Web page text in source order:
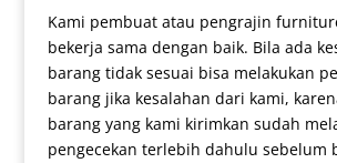
Kami pembuat atau pengrajin
bekerja sama dengan baik. Bila ada
barang tidak sesuai bisa melakukan
barang jika kesalahan dari kami,
barang yang kami kirimkan sudah
pengecekan terlebih dahulu sebelum